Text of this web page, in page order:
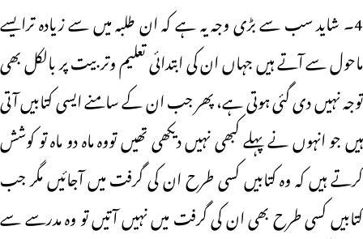
4۔ شاید سب سے بڑی وجہ یہ ہے کہ ان طلبہ میں سے زیادہ ترایسے
ماحول سے آتے ہیں جہاں ان کی ابتدائی تعلیم وتربیت پر بالکل بھی
توجہ نہیں دی گئی ہوتی ہے، پھر جب ان کے سامنے ایسی کتابیں آتی
ہیں جو انہوں نے پہلے کبھی نہیں دیکھی تھیں تووہ ماہ دو ماہ تو کوشش
کرتے ہیں کہ وہ کتابیں کسی طرح ان کی گرفت میں آجائیں مگر جب
کتابیں کسی طرح بھی ان کی گرفت میں نہیں آتیں تو وہ مدرسے سے